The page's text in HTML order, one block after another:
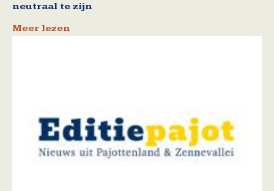
neutraal te zijn
Meer lezen